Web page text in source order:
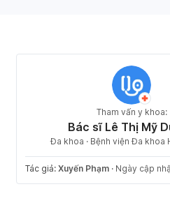
Tham vấn y khoa:
Bác sĩ Lê Thị Mỹ
Đa khoa · Bệnh viện Đa khoa
Tác giả: Xuyến Phạm · Ngày cập